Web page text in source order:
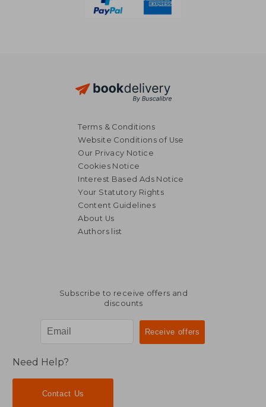
Terms & Conditions
Website Conditions of Use
Our Privacy Notice
Cookies Notice
Interest Based Ads Notice
Your Statutory Rights
Content Guidelines
About Us
Authors list
Subscribe to receive offers and
discounts
Need Help?
Contact Us